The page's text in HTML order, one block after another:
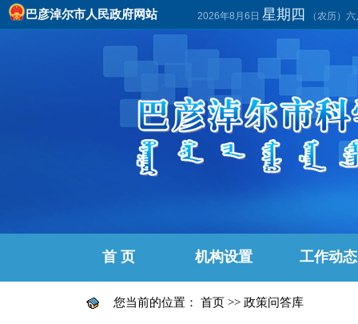
巴彦淖尔市人民政府网站 2026年8月6日 星期四 （农历）
首 页 机构设置 工作动态
您当前的位置： 首页 >> 政策问答库